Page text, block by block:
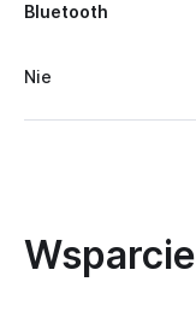
Bluetooth
Nie
Wsparcie